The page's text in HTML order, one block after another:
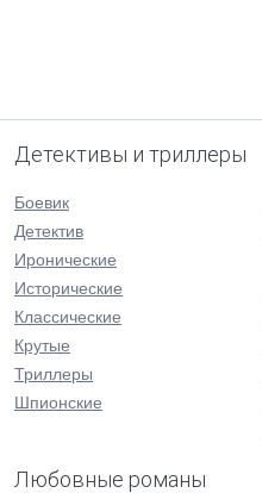
Детективы и триллеры
Боевик
Детектив
Иронические
Исторические
Классические
Крутые
Триллеры
Шпионские
Любовные романы